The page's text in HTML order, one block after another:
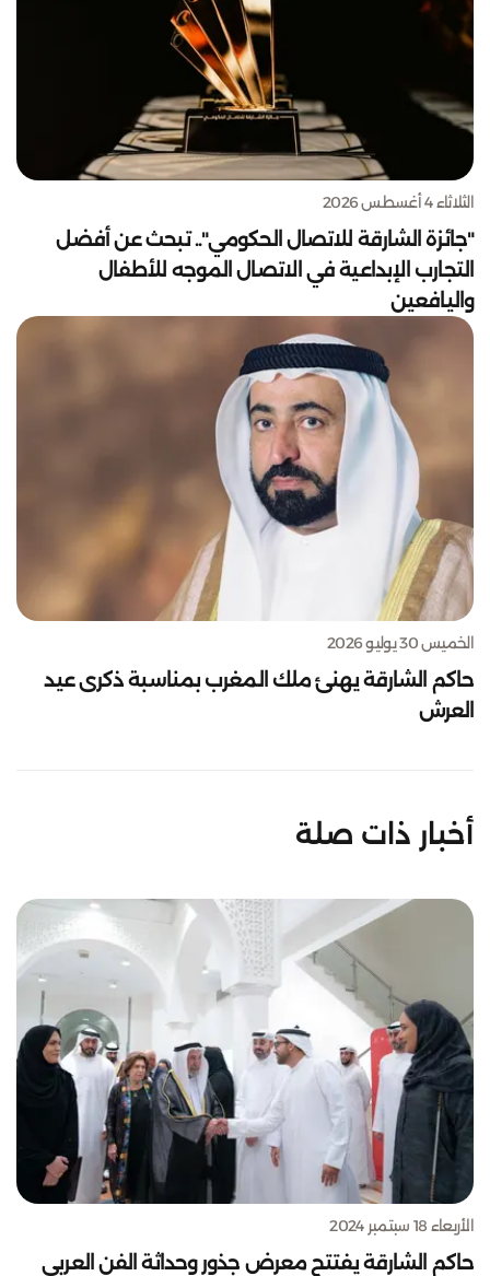
الثلاثاء 4 أغسطس 2026
"جائزة الشارقة للاتصال الحكومي".. تبحث عن أفضل
التجارب الإبداعية في الاتصال الموجه للأطفال
واليافعين
الخميس 30 يوليو 2026
حاكم الشارقة يهنئ ملك المغرب بمناسبة ذكرى عيد
العرش
أخبار ذات صلة
الأربعاء 18 سبتمبر 2024
حاكم الشارقة يفتتح معرض جذور وحداثة الفن العربي